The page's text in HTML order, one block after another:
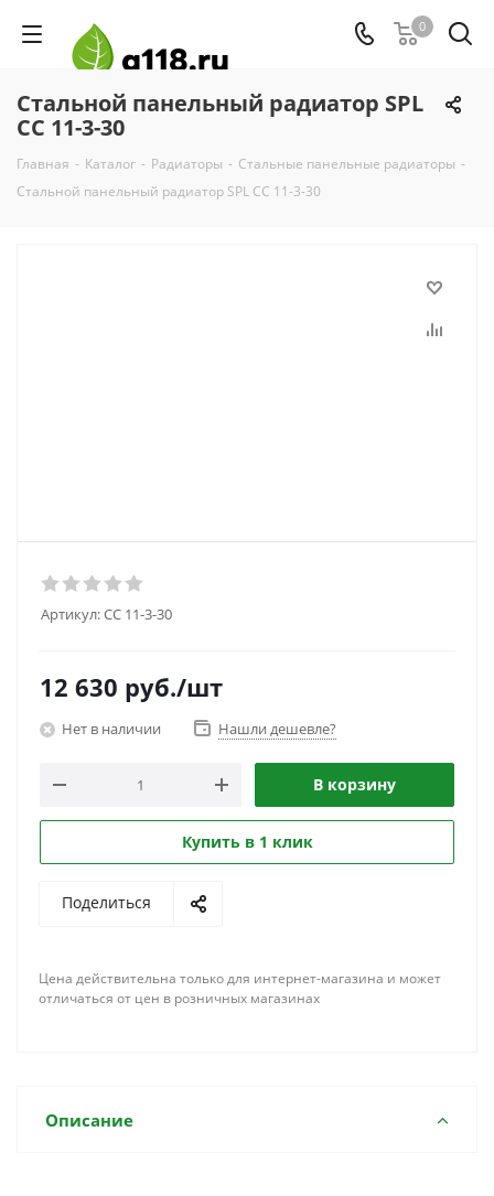
0
Стальной панельный радиатор SPL
CC 11-3-30
Главная - Каталог - Радиаторы - Стальные панельные радиаторы -
Стальной панельный радиатор SPL CC 11-3-30
Артикул:CC 11-3-30
12 630 руб./шт
Нет в наличии Нашли дешевле?
В корзину
Купить в 1 клик
Поделиться
Цена действительна только для интернет-магазина и может
отличаться от цен в розничных магазинах
Описание